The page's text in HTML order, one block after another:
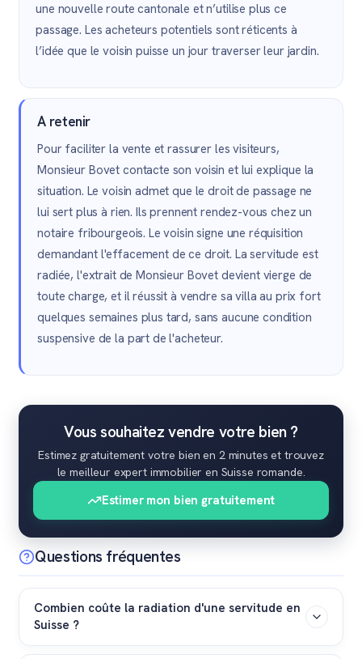
une nouvelle route cantonale et n’utilise plus ce
passage. Les acheteurs potentiels sont réticents à
l’idée que le voisin puisse un jour traverser leur jardin.
A retenir
Pour faciliter la vente et rassurer les visiteurs,
Monsieur Bovet contacte son voisin et lui explique la
situation. Le voisin admet que le droit de passage ne
lui sert plus à rien. Ils prennent rendez-vous chez un
notaire fribourgeois. Le voisin signe une réquisition
demandant l'effacement de ce droit. La servitude est
radiée, l'extrait de Monsieur Bovet devient vierge de
toute charge, et il réussit à vendre sa villa au prix fort
quelques semaines plus tard, sans aucune condition
suspensive de la part de l'acheteur.
Vous souhaitez vendre votre bien ?
Estimez gratuitement votre bien en 2 minutes et trouvez
le meilleur expert immobilier en Suisse romande.
Estimer mon bien gratuitement
Questions fréquentes
Combien coûte la radiation d'une servitude en
Suisse ?
Les frais se limitent généralement aux émoluments du